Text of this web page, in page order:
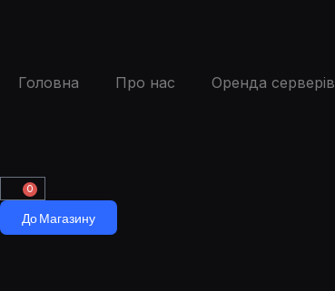
Головна Про нас Оренда серверів
0
До Магазину